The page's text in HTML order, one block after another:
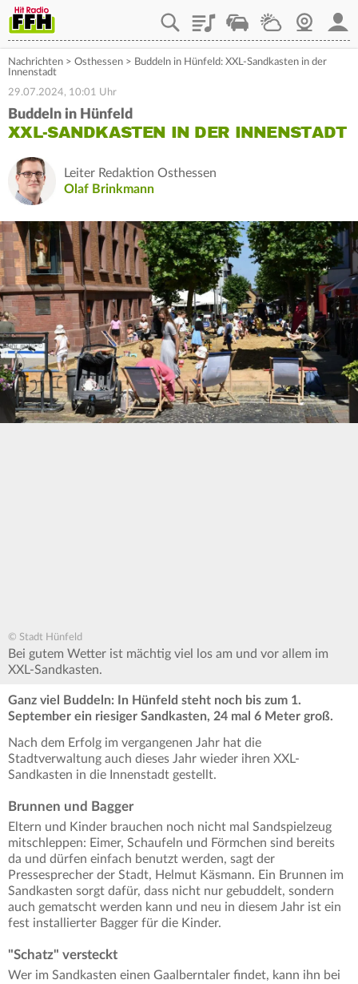
PlaylistStaupilotWetterWebcam
Nachrichten > Osthessen > Buddeln in Hünfeld: XXL-Sandkasten in der
Innenstadt
29.07.2024, 10:01 Uhr
Buddeln in Hünfeld
XXL-SANDKASTEN IN DER INNENSTADT
Leiter Redaktion Osthessen
Olaf Brinkmann
© Stadt Hünfeld
Bei gutem Wetter ist mächtig viel los am und vor allem im
XXL-Sandkasten.
Ganz viel Buddeln: In Hünfeld steht noch bis zum 1.
September ein riesiger Sandkasten, 24 mal 6 Meter groß.
Nach dem Erfolg im vergangenen Jahr hat die
Stadtverwaltung auch dieses Jahr wieder ihren XXL-
Sandkasten in die Innenstadt gestellt.
Brunnen und Bagger
Eltern und Kinder brauchen noch nicht mal Sandspielzeug
mitschleppen: Eimer, Schaufeln und Förmchen sind bereits
da und dürfen einfach benutzt werden, sagt der
Pressesprecher der Stadt, Helmut Käsmann. Ein Brunnen im
Sandkasten sorgt dafür, dass nicht nur gebuddelt, sondern
auch gematscht werden kann und neu in diesem Jahr ist ein
fest installierter Bagger für die Kinder.
"Schatz" versteckt
Wer im Sandkasten einen Gaalberntaler findet, kann ihn bei